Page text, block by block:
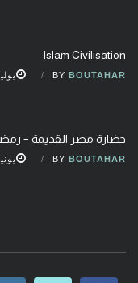
Islam Civilisation
BY BOUTAHAR يوليو 1,
حضارة مصر القديمة –
BY BOUTAHAR يونيو 29,